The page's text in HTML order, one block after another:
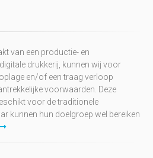
van een productie- en
drukkerij, kunnen wij voor
en/of een traag verloop
voorwaarden. Deze
voor de traditionele
kunnen hun doelgroep wel bereiken